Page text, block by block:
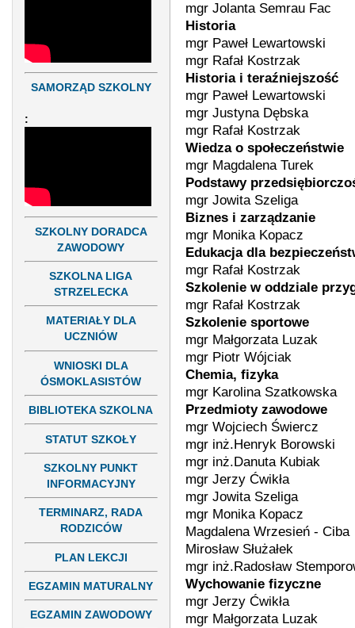
SAMORZĄD SZKOLNY
:
SZKOLNY DORADCA
ZAWODOWY
SZKOLNA LIGA
STRZELECKA
MATERIAŁY DLA
UCZNIÓW
WNIOSKI DLA
ÓSMOKLASISTÓW
BIBLIOTEKA SZKOLNA
STATUT SZKOŁY
SZKOLNY PUNKT
INFORMACYJNY
TERMINARZ, RADA
RODZICÓW
PLAN LEKCJI
EGZAMIN MATURALNY
EGZAMIN ZAWODOWY
mgr Jolanta Semrau Fac
Historia
mgr Paweł Lewartowski
mgr Rafał Kostrzak
Historia i teraźniejszość
mgr Paweł Lewartowski
mgr Justyna Dębska
mgr Rafał Kostrzak
Wiedza o społeczeństwie
mgr Magdalena Turek
Podstawy
mgr Jowita Szeliga
Biznes i zarządzanie
mgr Monika Kopacz
Edukacja dla
mgr Rafał Kostrzak
Szkolenie w oddziale
mgr Rafał Kostrzak
Szkolenie sportowe
mgr Małgorzata Luzak
mgr Piotr Wójciak
Chemia, fizyka
mgr Karolina Szatkowska
Przedmioty zawodowe
mgr Wojciech Świercz
mgr inż.Henryk Borowski
mgr inż.Danuta Kubiak
mgr Jerzy Ćwikła
mgr Jowita Szeliga
mgr Monika Kopacz
Magdalena Wrzesień - Ciba
Mirosław Służałek
mgr inż.Radosław
Wychowanie fizyczne
mgr Jerzy Ćwikła
mgr Małgorzata Luzak